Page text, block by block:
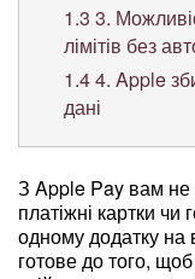
1.3 3.
лімітів без
1.44. Apple
дані
З Apple Pay вам не
платіжні картки чи
одному додатку
готове до того,